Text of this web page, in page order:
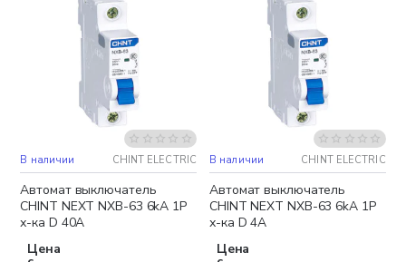
В наличии CHINT ELECTRIC
Автомат выключатель
CHINT NEXT NXB-63 6kA 1P
х-ка D 40A
Цена
В наличии CHINT ELECTRIC
Автомат выключатель
CHINT NEXT NXB-63 6kA 1P
х-ка D 4A
Цена